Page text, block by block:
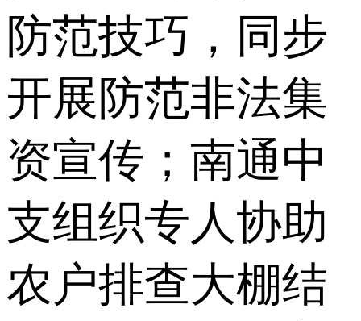
防范技巧，同步
开展防范非法集
资宣传；南通中
支组织专人协助
农户排查大棚结